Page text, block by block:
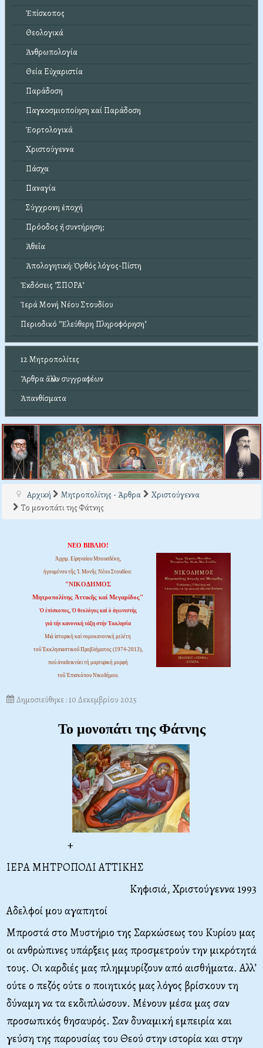
Ἐπίσκοπος
Θεολογικά
Ἀνθρωπολογία
Θεία Εὐχαριστία
Παράδοση
Παγκοσμιοποίηση καί Παράδοση
Ἑορτολογικά
Χριστούγεννα
Πάσχα
Παναγία
Σύγχρονη ἐποχή
Πρόοδος ἤ συντήρηση;
Ἀθεΐα
Ἀπολογητική: Ὀρθός λόγος-Πίστη
Ἐκδόσεις "ΣΠΟΡΑ"
Ἱερά Μονή Νέου Στουδίου
Περιοδικό "Ἐλεύθερη Πληροφόρηση"
12 Μητροπολίτες
Ἄρθρα ἄλλων συγγραφέων
Ἀπανθίσματα
Αρχική Μητροπολίτης - Άρθρα
Χριστούγεννα
Το μονοπάτι της Φάτνης
ΝΕΟ ΒΙΒΛΙΟ!
Ἀρχιμ. Εἰρηναίου Μπουσδέκη,
ἡγουμένου τῆς Ἱ. Μονῆς Νέου Στουδίου:
"ΝΙΚΟΔΗΜΟΣ
Μητροπολίτης Ἀττικῆς καί Μεγαρίδος"
Ὁ ἐπίσκοπος, Ὁ θεολόγος καί ὁ ἀγωνιστής
γιά τήν κανονική τάξη στήν Ἐκκλησία
Μιά ἱστορική καί νομοκανονική μελέτη
τοῦ Ἐκκλησιαστικοῦ Προβλήματος (1974-2013),
πού ἀναδεικνύει τή μαρτυρική μορφή
τοῦ Ἐπισκόπου Νικοδήμου.
Δημοσιεύθηκε : 10 Δεκεμβρίου 2025
Το μονοπάτι της Φάτνης
+
ΙΕΡΑ ΜΗΤΡΟΠΟΛΙ ΑΤΤΙΚΗΣ
Κηφισιά, Χριστούγεννα 1993
Αδελφοί μου αγαπητοί
Μπροστά στο Μυστήριο της Σαρκώσεως του Κυρίου μας
οι ανθρώπινες υπάρξεις μας προσμετρούν την μικρότητά
τους. Οι καρδιές μας πλημμυρίζουν από αισθήματα. Αλλ’
ούτε ο πεζός ούτε ο ποιητικός μας λόγος βρίσκουν τη
δύναμη να τα εκδιπλώσουν. Μένουν μέσα μας σαν
προσωπικός θησαυρός. Σαν δυναμική εμπειρία και
γεύση της παρουσίας του Θεού στην ιστορία και στην